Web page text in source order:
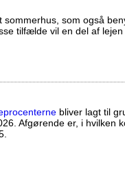
sommerhus, som også
tilfælde vil en del af lejen
bliver lagt til
Afgørende er, i hvilken